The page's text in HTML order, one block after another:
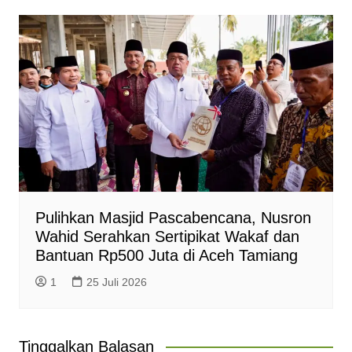
Pulihkan Masjid Pascabencana, Nusron
Wahid Serahkan Sertipikat Wakaf dan
Bantuan Rp500 Juta di Aceh Tamiang
1 25 Juli 2026
Tinggalkan Balasan